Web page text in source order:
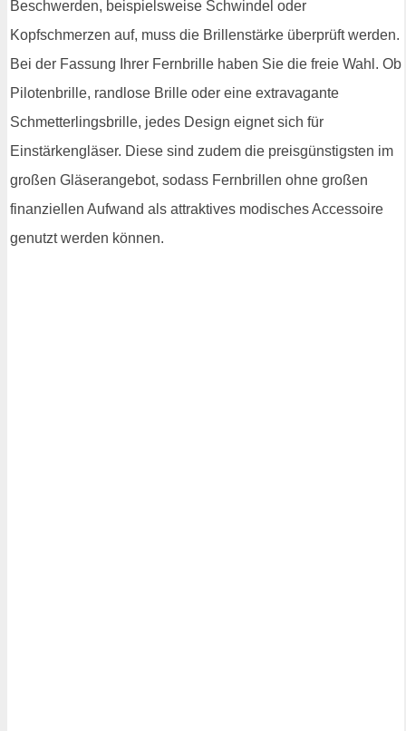
Beschwerden, beispielsweise Schwindel oder
Kopfschmerzen auf, muss die Brillenstärke überprüft werden.
Bei der Fassung Ihrer Fernbrille haben Sie die freie Wahl. Ob
Pilotenbrille, randlose Brille oder eine extravagante
Schmetterlingsbrille, jedes Design eignet sich für
Einstärkengläser. Diese sind zudem die preisgünstigsten im
großen Gläserangebot, sodass Fernbrillen ohne großen
finanziellen Aufwand als attraktives modisches Accessoire
genutzt werden können.